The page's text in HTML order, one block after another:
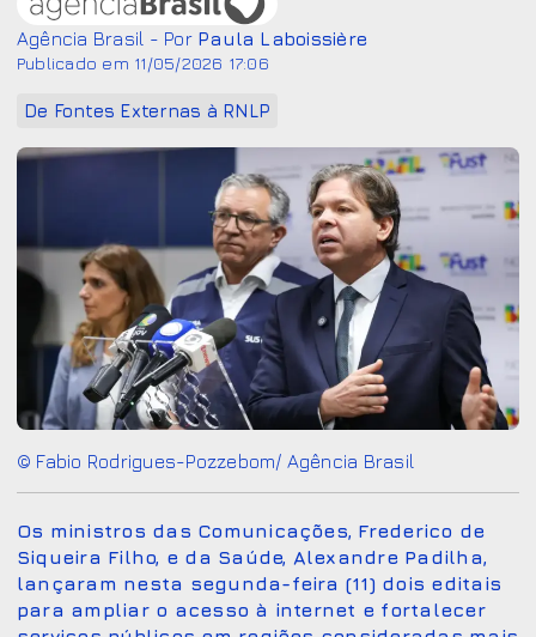
Agência Brasil - Por Paula Laboissière
Publicado em 11/05/2026 17:06
De Fontes Externas à RNLP
© Fabio Rodrigues-Pozzebom/ Agência Brasil
Os ministros das Comunicações, Frederico de
Siqueira Filho, e da Saúde, Alexandre Padilha,
lançaram nesta segunda-feira (11) dois editais
para ampliar o acesso à internet e fortalecer